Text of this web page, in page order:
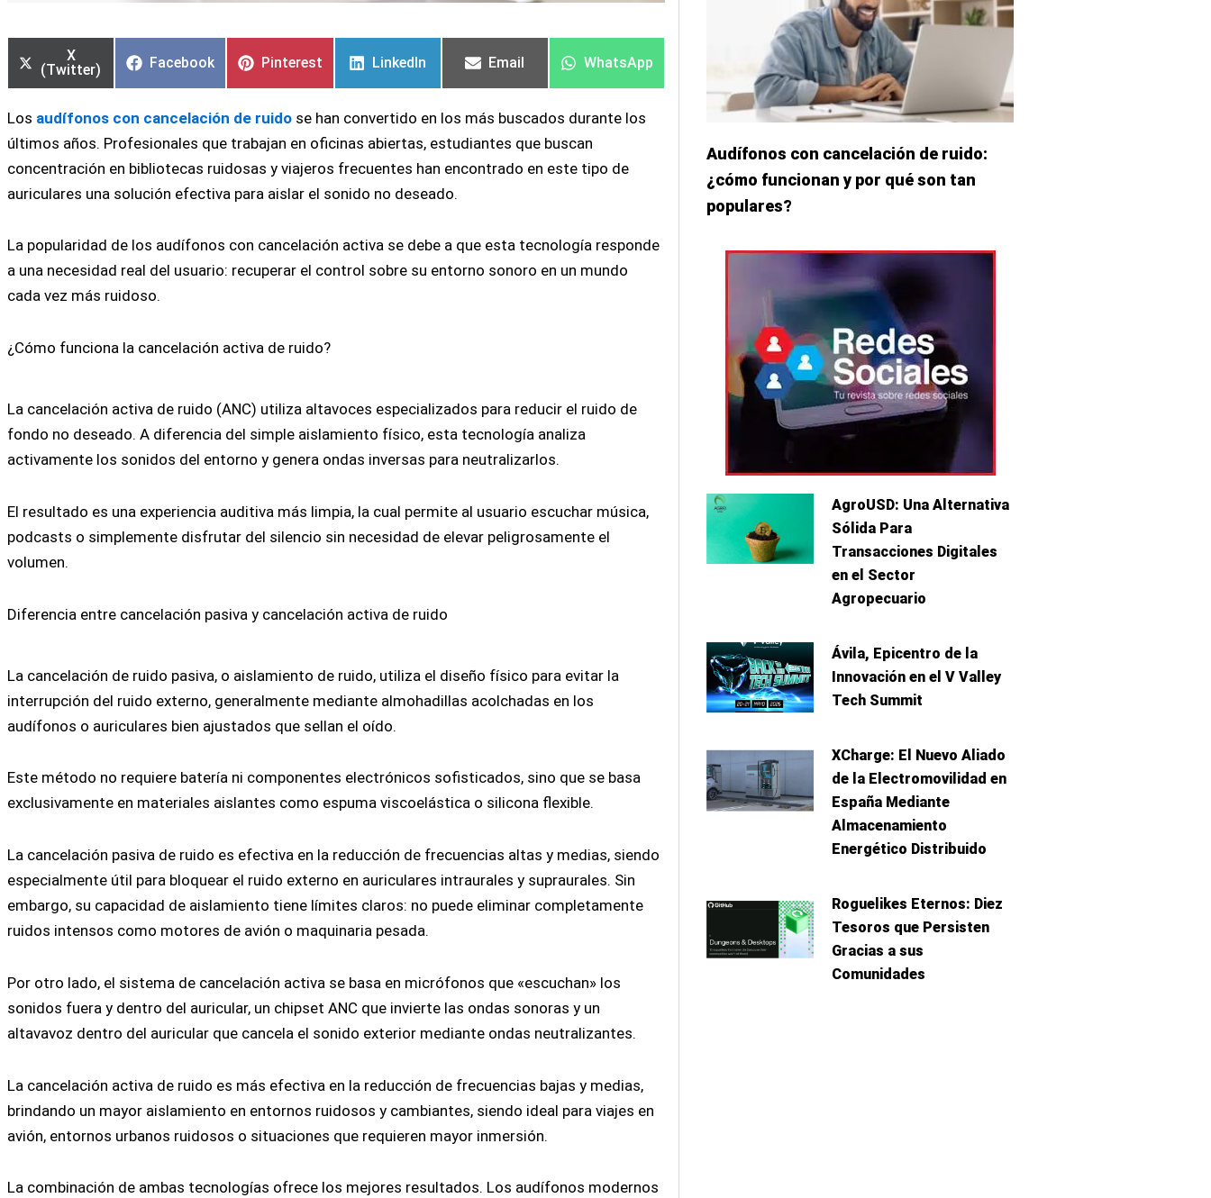
en
X
(Twitter)
en
Facebook
en
Pinterest
en
LinkedIn
en
Email
en
WhatsApp
Los audífonos con cancelación de ruidose han convertido en los más buscados durante los
últimos años. Profesionales que trabajan en oficinas abiertas, estudiantes que buscan
concentración en bibliotecas ruidosas y viajeros frecuentes han encontrado en este tipo de
auriculares una solución efectiva para aislar el sonido no deseado.
La popularidad de los audífonos con cancelación activa se debe a que esta tecnología responde
a una necesidad real del usuario: recuperar el control sobre su entorno sonoro en un mundo
cada vez más ruidoso.
¿Cómo funciona la cancelación activa de ruido?
La cancelación activa de ruido (ANC) utiliza altavoces especializados para reducir el ruido de
fondo no deseado. A diferencia del simple aislamiento físico, esta tecnología analiza
activamente los sonidos del entorno y genera ondas inversas para neutralizarlos.
El resultado es una experiencia auditiva más limpia, la cual permite al usuario escuchar música,
podcasts o simplemente disfrutar del silencio sin necesidad de elevar peligrosamente el
volumen.
Diferencia entre cancelación pasiva y cancelación activa de ruido
La cancelación de ruido pasiva, o aislamiento de ruido, utiliza el diseño físico para evitar la
interrupción del ruido externo, generalmente mediante almohadillas acolchadas en los
audífonos o auriculares bien ajustados que sellan el oído.
Este método no requiere batería ni componentes electrónicos sofisticados, sino que se basa
exclusivamente en materiales aislantes como espuma viscoelástica o silicona flexible.
La cancelación pasiva de ruido es efectiva en la reducción de frecuencias altas y medias, siendo
especialmente útil para bloquear el ruido externo en auriculares intraurales y supraurales. Sin
embargo, su capacidad de aislamiento tiene límites claros: no puede eliminar completamente
ruidos intensos como motores de avión o maquinaria pesada.
Por otro lado, el sistema de cancelación activa se basa en micrófonos que «escuchan» los
sonidos fuera y dentro del auricular, un chipset ANC que invierte las ondas sonoras y un
altavavoz dentro del auricular que cancela el sonido exterior mediante ondas neutralizantes.
La cancelación activa de ruido es más efectiva en la reducción de frecuencias bajas y medias,
brindando un mayor aislamiento en entornos ruidosos y cambiantes, siendo ideal para viajes en
avión, entornos urbanos ruidosos o situaciones que requieren mayor inmersión.
La combinación de ambas tecnologías ofrece los mejores resultados. Los audífonos modernos
en
en
en
en
en
en
Audífonos con cancelación de ruido:
¿cómo funcionan y por qué son tan
populares?
AgroUSD: Una Alternativa
Sólida Para
Transacciones Digitales
en el Sector
Agropecuario
Ávila, Epicentro de la
Innovación en el V Valley
Tech Summit
XCharge: El Nuevo Aliado
de la Electromovilidad en
España Mediante
Almacenamiento
Energético Distribuido
Roguelikes Eternos: Diez
Tesoros que Persisten
Gracias a sus
Comunidades